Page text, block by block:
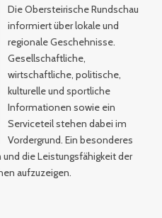
Die Obersteirische Rundschau
informiert über lokale und
regionale Geschehnisse.
Gesellschaftliche,
wirtschaftliche, politische,
kulturelle und sportliche
Informationen sowie ein
Serviceteil stehen dabei im
Vordergrund. Ein besonderes
die Leistungsfähigkeit der
aufzuzeigen.